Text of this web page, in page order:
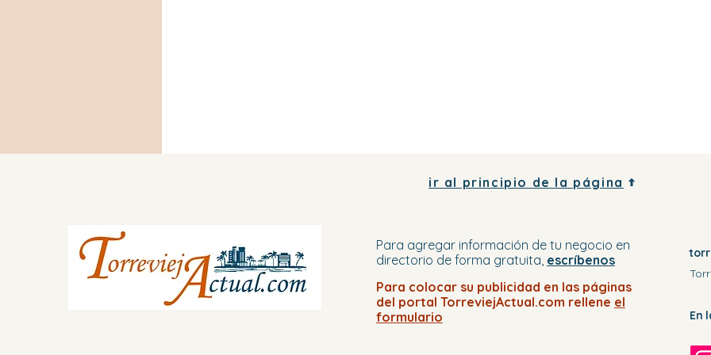
ir al principio de la página
Para agregar información de tu negocio en
directorio de forma gratuita, escríbenos
Para colocar su publicidad en las páginas
del portal TorreviejActual.com rellene el
formulario
En